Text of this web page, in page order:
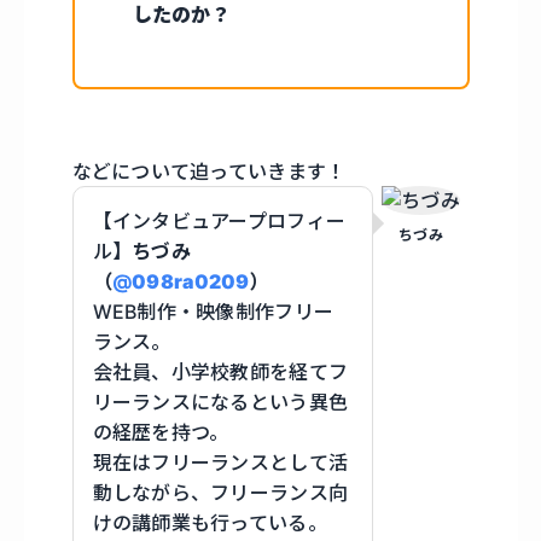
したのか？
などについて迫っていきます！
ちづみ
【インタビュアープロフィー
ル】 ちづみ
（@098ra0209）
WEB制作・映像制作フリー
ランス。
会社員、小学校教師を経てフ
リーランスになるという異色
の経歴を持つ。
現在はフリーランスとして活
動しながら、フリーランス向
けの講師業も行っている。